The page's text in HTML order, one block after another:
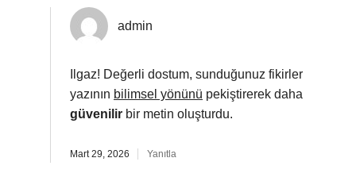
admin
Ilgaz! Değerli dostum, sunduğunuz fikirler
yazının bilimsel yönünü pekiştirerek daha
güvenilir bir metin oluşturdu.
Mart 29, 2026 Yanıtla